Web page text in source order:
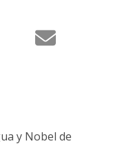
y Nobel de